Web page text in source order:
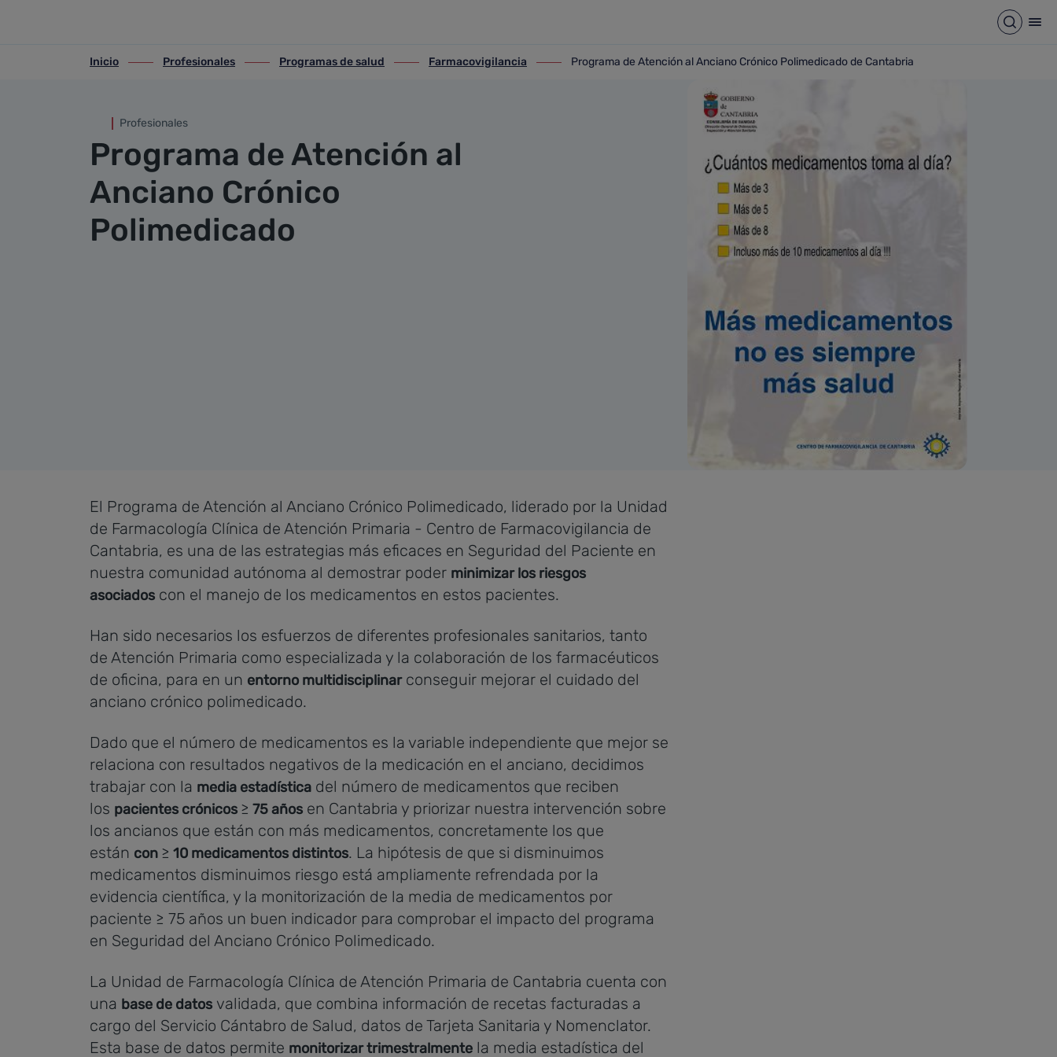
Abrir
ir-a inicio
Inicio
ir-a Profesionales
Profesionales
ir-a Programas de salud
Programas de salud
ir-a Farmacovigilancia
Farmacovigilancia
ir-a Programa de Atención al Anciano Crónico Polimedicado de Cantabria
Programa de Atención al Anciano Crónico Polimedicado de Cantabria
Profesionales
Programa de Atención al
Anciano Crónico
Polimedicado
El Programa de Atención al Anciano Crónico Polimedicado, liderado por la Unidad
de Farmacología Clínica de Atención Primaria - Centro de Farmacovigilancia de
Cantabria, es una de las estrategias más eficaces en Seguridad del Paciente en
nuestra comunidad autónoma al demostrar poder minimizar los riesgos
asociados con el manejo de los medicamentos en estos pacientes.
Han sido necesarios los esfuerzos de diferentes profesionales sanitarios, tanto
de Atención Primaria como especializada y la colaboración de los farmacéuticos
de oficina, para en un entorno multidisciplinarconseguir mejorar el cuidado del
anciano crónico polimedicado.
Dado que el número de medicamentos es la variable independiente que mejor se
relaciona con resultados negativos de la medicación en el anciano, decidimos
trabajar con la media estadística del número de medicamentos que reciben
los pacientes crónicos ≥ 75 años en Cantabria y priorizar nuestra intervención sobre
los ancianos que están con más medicamentos, concretamente los que
están con ≥ 10 medicamentos distintos. La hipótesis de que si disminuimos
medicamentos disminuimos riesgo está ampliamente refrendada por la
evidencia científica, y la monitorización de la media de medicamentos por
paciente ≥ 75 años un buen indicador para comprobar el impacto del programa
en Seguridad del Anciano Crónico Polimedicado.
La Unidad de Farmacología Clínica de Atención Primaria de Cantabria cuenta con
una base de datos validada, que combina información de recetas facturadas a
cargo del Servicio Cántabro de Salud, datos de Tarjeta Sanitaria y Nomenclator.
Esta base de datos permite monitorizar trimestralmente la media estadística del